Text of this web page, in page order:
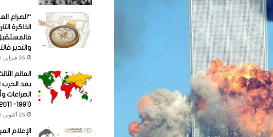
“الصراع
الذاكرة
والتدبر
25 فبراير، 2023
العالم
بعد الحرب
الصراعات
(1991- 2011)
25 أكتوبر، 2016
الإعلام